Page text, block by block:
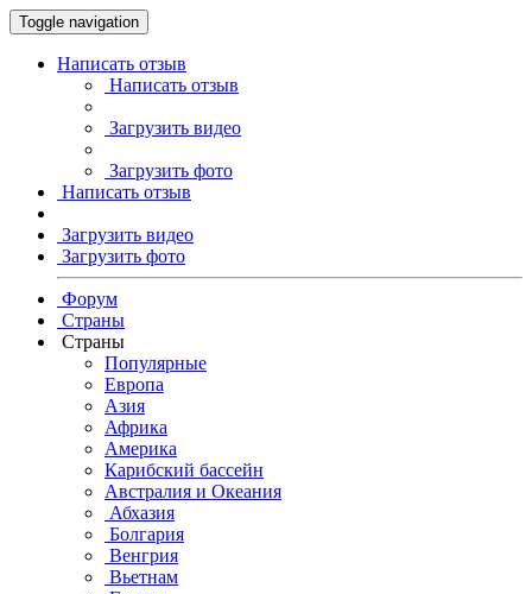
Toggle navigation
Написать отзыв
Написать отзыв
Загрузить видео
Загрузить фото
Написать отзыв
Загрузить видео
Загрузить фото
Форум
Страны
Страны
Популярные
Европа
Азия
Африка
Америка
Карибский бассейн
Австралия и Океания
Абхазия
Болгария
Венгрия
Вьетнам